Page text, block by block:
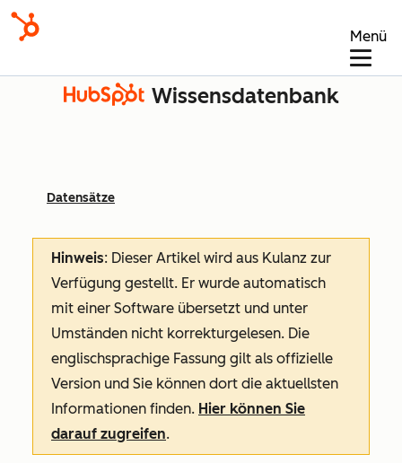
Menü
Wissensdatenbank
Datensätze
Hinweis: Dieser Artikel wird aus Kulanz zur
Verfügung gestellt. Er wurde automatisch
mit einer Software übersetzt und unter
Umständen nicht korrekturgelesen. Die
englischsprachige Fassung gilt als offizielle
Version und Sie können dort die aktuellsten
Informationen finden. Hier können Sie
darauf zugreifen.